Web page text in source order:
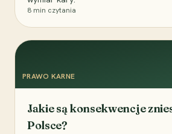
8 min czytania
PRAWO KARNE
Jakie są konsekwencje
Polsce?